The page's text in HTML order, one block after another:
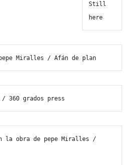
Still
here
Miralles / Afán de plan
360 grados press
la obra de pepe Miralles /